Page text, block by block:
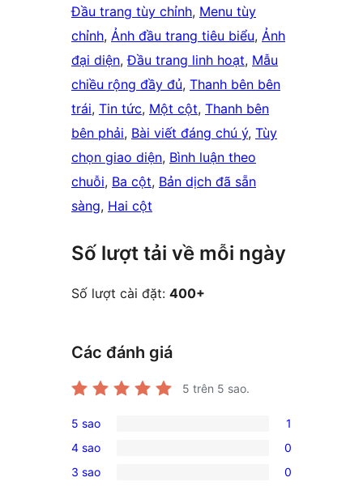
Đầu trang tùy chỉnh, Menu tùy
chỉnh, Ảnh đầu trang tiêu biểu, Ảnh
đại diện, Đầu trang linh hoạt, Mẫu
chiều rộng đầy đủ, Thanh bên bên
trái, Tin tức, Một cột, Thanh bên
bên phải, Bài viết đáng chú ý, Tùy
chọn giao diện, Bình luận theo
chuỗi, Ba cột, Bản dịch đã sẵn
sàng, Hai cột
Số lượt tải về mỗi ngày
Số lượt cài đặt: 400+
Các đánh giá
5 trên 5 sao.
1
5-
star
5 sao 1
0
4-
4 sao 0
0
3 sao 0